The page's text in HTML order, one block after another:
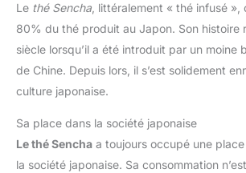
Le thé Sencha , littéralement « thé infusé
80% du thé produit au Japon. Son histoire
siècle lorsqu’il a été introduit par un moine
de Chine. Depuis lors, il s’est solidement
culture japonaise.
Sa place dans la société japonaise
Le thé Sencha a toujours occupé une
la société japonaise. Sa consommation